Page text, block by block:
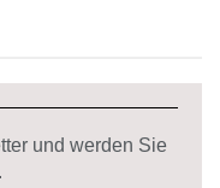
und werden Sie